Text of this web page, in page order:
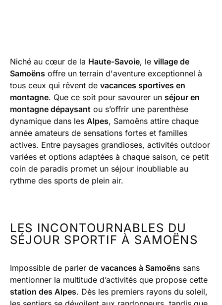
Niché au cœur de la Haute-Savoie, le village de
Samoëns offre un terrain d'aventure exceptionnel à
tous ceux qui rêvent de vacances sportives en
montagne. Que ce soit pour savourer un séjour en
montagne dépaysant ou s’offrir une parenthèse
dynamique dans les Alpes, Samoëns attire chaque
année amateurs de sensations fortes et familles
actives. Entre paysages grandioses, activités outdoor
variées et options adaptées à chaque saison, ce petit
coin de paradis promet un séjour inoubliable au
rythme des sports de plein air.
LES INCONTOURNABLES DU
SÉJOUR SPORTIF À SAMOËNS
Impossible de parler de vacances à Samoëns sans
mentionner la multitude d’activités que propose cette
station des Alpes. Dès les premiers rayons du soleil,